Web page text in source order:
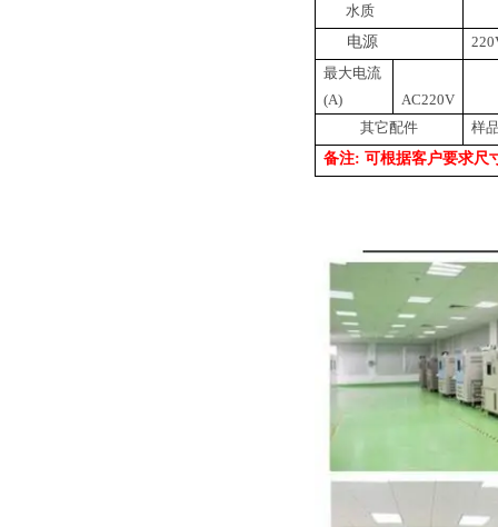
水 质
电源
最大电流
(A)
AC220V
其它配件
样
备注: 可根据客户要求尺